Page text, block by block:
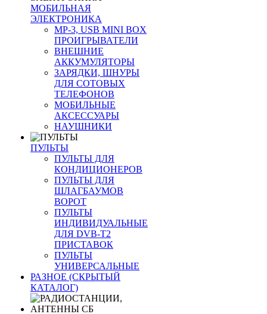
МОБИЛЬНАЯ
ЭЛЕКТРОНИКА
MP-3, USB MINI BOX
ПРОИГРЫВАТЕЛИ
ВНЕШНИЕ
АККУМУЛЯТОРЫ
ЗАРЯДКИ, ШНУРЫ
ДЛЯ СОТОВЫХ
ТЕЛЕФОНОВ
МОБИЛЬНЫЕ
АКСЕССУАРЫ
НАУШНИКИ
ПУЛЬТЫ
ПУЛЬТЫ ДЛЯ
КОНДИЦИОНЕРОВ
ПУЛЬТЫ ДЛЯ
ШЛАГБАУМОВ
ВОРОТ
ПУЛЬТЫ
ИНДИВИДУАЛЬНЫЕ
ДЛЯ DVB-T2
ПРИСТАВОК
ПУЛЬТЫ
УНИВЕРСАЛЬНЫЕ
РАЗНОЕ (СКРЫТЫЙ
КАТАЛОГ)